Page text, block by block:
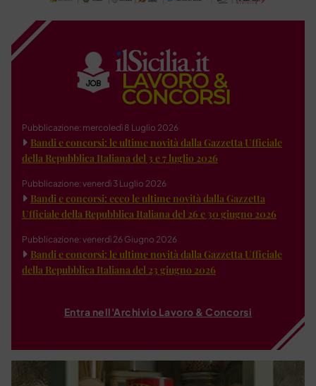
Pubblicazione: mercoledì 8 Luglio 2026
Bandi e concorsi: le ultime novità dalla Gazzetta Ufficiale
della Repubblica Italiana del 3 e 7 luglio 2026
Pubblicazione: venerdì 3 Luglio 2026
Bandi e concorsi: ecco le ultime novità dalla Gazzetta
Ufficiale della Repubblica Italiana del 26 e 30 giugno 2026
Pubblicazione: venerdì 26 Giugno 2026
Bandi e concorsi: le ultime novità dalla Gazzetta Ufficiale
della Repubblica Italiana del 23 giugno 2026
Entra nell'Archivio Lavoro & Concorsi